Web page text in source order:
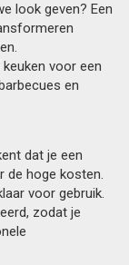
look geven? Een
voor een
en
dat je een
de hoge kosten.
voor gebruik.
zodat je